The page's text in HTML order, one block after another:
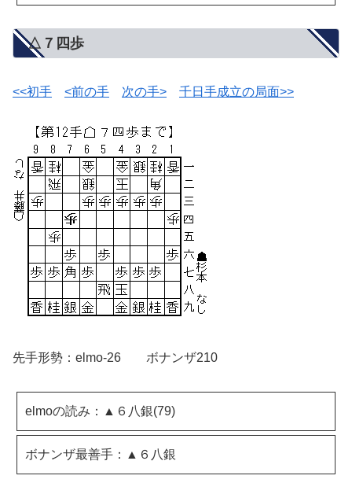
△７四歩
<<初手 <前の手 次の手> 千日手成立の局面>>
先手形勢：elmo-26 ボナンザ210
elmoの読み：▲６八銀(79)
ボナンザ最善手：▲６八銀